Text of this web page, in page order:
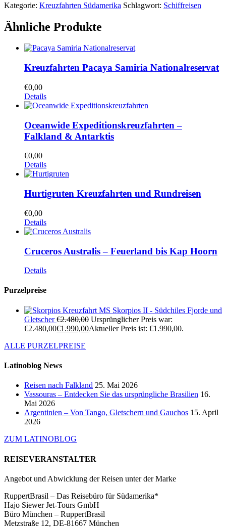
Kategorie: Kreuzfahrten Südamerika Schlagwort: Schiffreisen
Ähnliche Produkte
Kreuzfahrten Pacaya Samiria Nationalreservat
€0,00
Details
Oceanwide Expeditionskreuzfahrten –
Falkland & Antarktis
€0,00
Details
Hurtigruten Kreuzfahrten und Rundreisen
€0,00
Details
Cruceros Australis – Feuerland bis Kap Hoorn
Details
Purzelpreise
Kreuzfahrt MS Skorpios II - Südchiles Fjorde und
Gletscher €2.480,00 Ursprünglicher Preis war:
€2.480,00€1.990,00Aktueller Preis ist: €1.990,00.
ALLE PURZELPREISE
Latinoblog News
Reisen nach Falkland 25. Mai 2026
Vassouras – Entdecken Sie das ursprüngliche Brasilien 16.
Mai 2026
Argentinien – Von Tango, Gletschern und Gauchos 15. April
2026
ZUM LATINOBLOG
REISEVERANSTALTER
Angebot und Abwicklung der Reisen unter der Marke
RuppertBrasil – Das Reisebüro für Südamerika*
Hajo Siewer Jet-Tours GmbH
Büro München – RuppertBrasil
Metzstraße 12, DE-81667 München